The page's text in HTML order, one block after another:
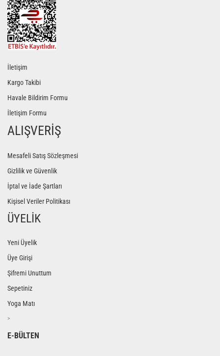
İletişim
Kargo Takibi
Havale Bildirim Formu
İletişim Formu
ALIŞVERİŞ
Mesafeli Satış Sözleşmesi
Gizlilik ve Güvenlik
İptal ve İade Şartları
Kişisel Veriler Politikası
ÜYELİK
Yeni Üyelik
Üye Girişi
Şifremi Unuttum
Sepetiniz
Yoga Matı
>
E-BÜLTEN